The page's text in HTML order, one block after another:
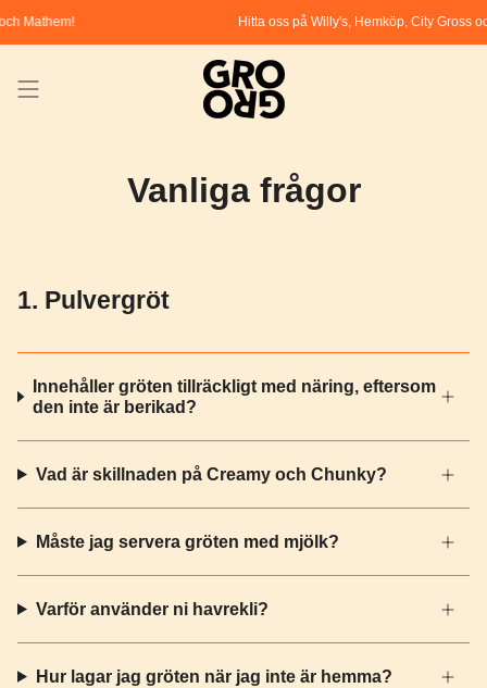
to
content
Mathem! Hitta oss på Willy's, Hemköp, City Gross
Vanliga frågor
1. Pulvergröt
Innehåller gröten tillräckligt med näring, eftersom
den inte är berikad?
Vad är skillnaden på Creamy och Chunky?
Måste jag servera gröten med mjölk?
Varför använder ni havrekli?
Hur lagar jag gröten när jag inte är hemma?